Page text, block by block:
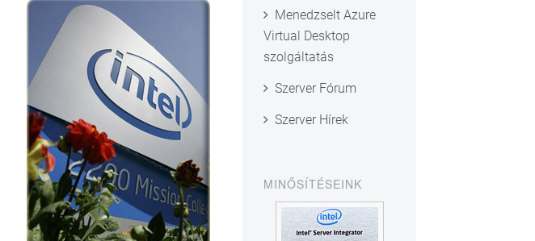
Menedzselt Azure
Virtual Desktop
szolgáltatás
Szerver Fórum
Szerver Hírek
MINŐSÍTÉSEINK